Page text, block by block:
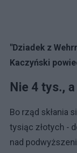
"Dziadek z
Kaczyński
Nie 4 tys.,
Bo rząd skłania
tysiąc złotych -
nad